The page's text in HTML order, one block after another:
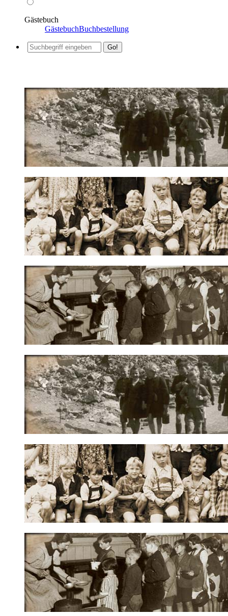
Gästebuch
GästebuchBuchbestellung